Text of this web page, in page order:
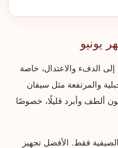
يونيو
الدفء والاعتدال، خاصة
والمرتفعة مثل سيفان
ألطف وأبرد قليلًا، خصوصًا
فقط. الأفضل تجهيز